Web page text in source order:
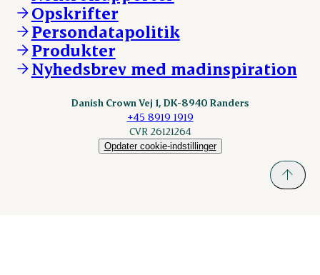
Kontakt
ESS-FOOD.com
Fonden Dansk Gastronomi
KLS.se
nordicspoor.com
Scanhide.dk
Opskrifter
Persondatapolitik
Produkter
Nyhedsbrev med madinspiration
Danish Crown Vej 1, DK-8940 Randers
+45 8919 1919
CVR 26121264
Opdater cookie-indstillinger